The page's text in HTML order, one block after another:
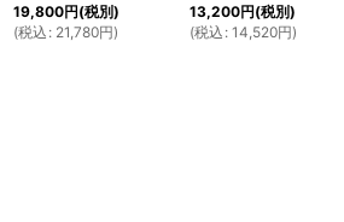
19,800円(税別)
(税込 : 21,780円)
13,200円(税別)
(税込 : 14,520円)